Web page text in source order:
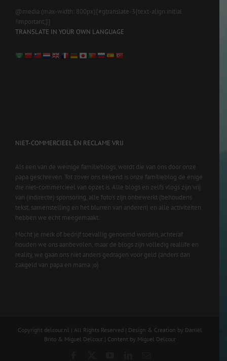
@media (max-width: 800px){#gtranslate-3{text-align:initial
!important;}}
TRANSLATE IN YOUR OWN LANGUAGE
NIET-COMMERCIEEL EN RECLAME VRIJ
Als een van de weinige familieblogs, wordt die van ons door onze
papa geschreven. Tot zover ons bekend is onze familieblog de enige
die niet-commercieel van opzet is. Alle blogs en zelfs vlogs zijn vrij
van (indirecte) sponsoring, alle foto’s zijn onbewerkt (behoudens
tekst, samenstelling en het blurren van anderen) en alle activiteiten
hebben we echt meegemaakt.
Mocht je merk of bedrijf toevallig genoemd worden, achteraf
houden we ons aanbevolen, maar de blogs zijn volledig reallife en
reality, we gaan ons niet anders gedragen voor geld (anders dan
zakgeld van papa en mama ;o)
Copyright delcour.nl | All Rights Reserved | Design & Creation by Daniël
Brito & Miguel Delcour | Content by Miguel Delcour